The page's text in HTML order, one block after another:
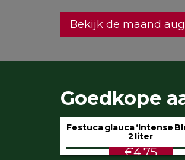
Bekijk de maand
Goedkope
Geranium ‘Rozanne’ pot
€5.99